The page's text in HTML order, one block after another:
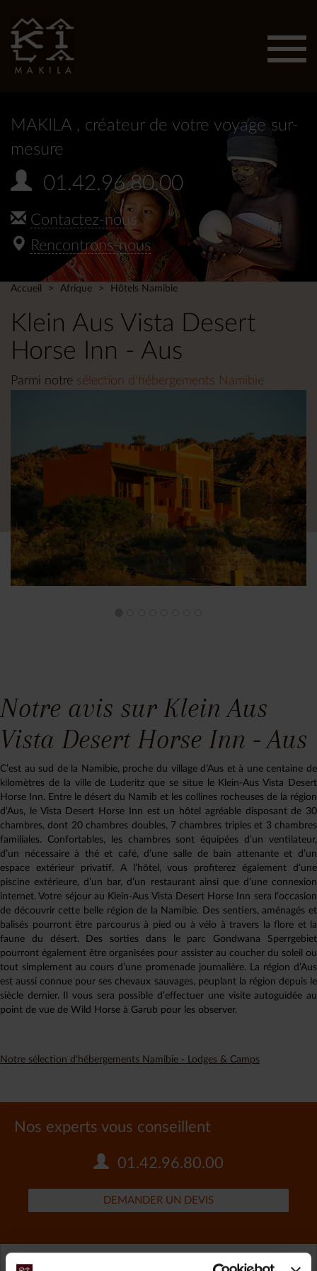
MAKILA , créateur de votre voyage sur-
mesure
01.42.96.80.00
Contactez-nous
Rencontrons-nous
Accueil Afrique Hôtels Namibie
Klein Aus Vista Desert
Horse Inn - Aus
Parmi notre sélection d'hébergements Namibie
Notre avis sur Klein Aus
Vista Desert Horse Inn - Aus
C’est au sud de la Namibie, proche du village d’Aus et à une centaine de
kilomètres de la ville de Luderitz que se situe le Klein-Aus Vista Desert
Horse Inn. Entre le désert du Namib et les collines rocheuses de la région
d’Aus, le Vista Desert Horse Inn est un hôtel agréable disposant de 30
chambres, dont 20 chambres doubles, 7 chambres triples et 3 chambres
familiales. Confortables, les chambres sont équipées d’un ventilateur,
d’un nécessaire à thé et café, d’une salle de bain attenante et d’un
espace extérieur privatif. A l’hôtel, vous profiterez également d’une
piscine extérieure, d’un bar, d’un restaurant ainsi que d’une connexion
internet. Votre séjour au Klein-Aus Vista Desert Horse Inn sera l’occasion
de découvrir cette belle région de la Namibie. Des sentiers, aménagés et
balisés pourront être parcourus à pied ou à vélo à travers la flore et la
faune du désert. Des sorties dans le parc Gondwana Sperrgebiet
pourront également être organisées pour assister au coucher du soleil ou
tout simplement au cours d’une promenade journalière. La région d’Aus
est aussi connue pour ses chevaux sauvages, peuplant la région depuis le
siècle dernier. Il vous sera possible d’effectuer une visite autoguidée au
point de vue de Wild Horse à Garub pour les observer.
Notre sélection d'hébergements Namibie - Lodges & Camps
Nos experts vous conseillent
01.42.96.80.00
DEMANDER UN DEVIS